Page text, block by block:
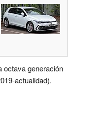
octava generación
actualidad).